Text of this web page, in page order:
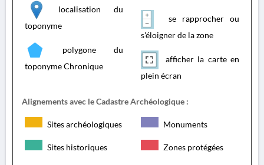
localisation du
toponyme
polygone du
toponyme Chronique
se rapprocher ou
s'éloigner de la zone
afficher la carte en
plein écran
Alignements avec le Cadastre Archéologique :
Sites archéologiques Monuments
Sites historiques Zones protégées